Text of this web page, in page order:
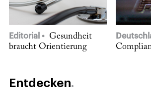
Editorial
Gesundheit
braucht Orientierung
Entdecken